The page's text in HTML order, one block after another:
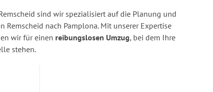
sind wir spezialisiert auf die Planung und
Remscheid nach Pamplona. Mit unserer Expertise
wir für einen reibungslosen Umzug, bei dem Ihre
stehen.